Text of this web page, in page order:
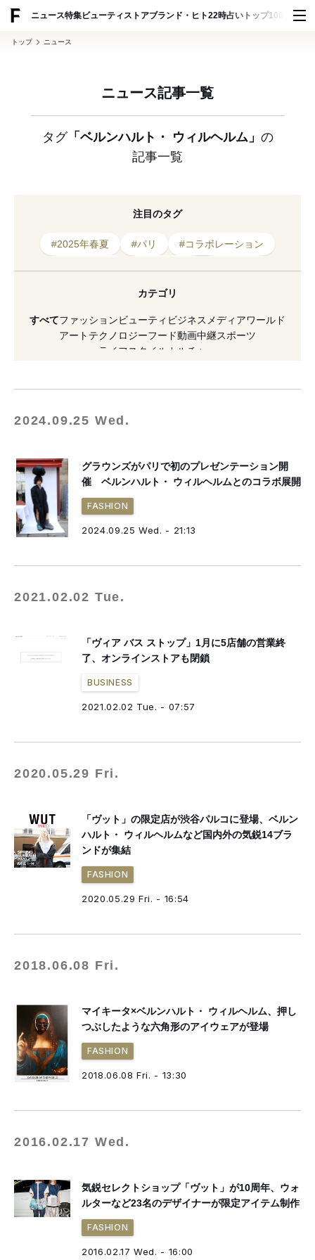
ニュース特集ビューティ ストアブランド・ヒト22時占い トップ100 スナッ
トップ ニュース
ニュース記事一覧
タグ「ベルンハルト・ ウィルヘルム」 の
記事一覧
注目のタグ
#2025年春夏 #パリ
#コラボレーション
#ヴィア バス ストップ
#ベルンハルト・ ウィルヘルム
カテゴリ
すべてファッションビューティ ビジネス メディアワールド
アート テクノロジーフード動画中継スポーツ
ライフスタイル
カルチャー
2024.09.25 Wed.
グラウンズがパリで初のプレゼンテーション開
催 ベルンハルト・ ウィルヘルムとのコラボ展開
FASHION
2024.09.25 Wed. - 21:13
2021.02.02 Tue.
「ヴィア バス ストップ」1月に5店舗の営業終
了、オンラインストアも閉鎖
BUSINESS
2021.02.02 Tue. - 07:57
2020.05.29 Fri.
「ヴット」の限定店が渋谷パルコに登場、ベルン
ハルト・ ウィルヘルムなど国内外の気鋭14ブラ
ンドが集結
FASHION
2020.05.29 Fri. - 16:54
2018.06.08 Fri.
マイキータ×ベルンハルト・ ウィルヘルム、押し
つぶしたような六角形のアイウェアが登場
FASHION
2018.06.08 Fri. - 13:30
2016.02.17 Wed.
気鋭セレクトショップ「ヴット」が10周年、ウォ
ルターなど23名のデザイナーが限定アイテム制作
FASHION
2016.02.17 Wed. - 16:00